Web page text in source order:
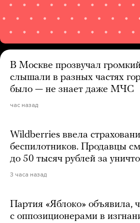
В Москве прозвучал
слышали в разных частях
было — не знает даже МЧС
час назад
Wildberries ввела
беспилотников. Продавцы
до 50 тысяч рублей за
3 часа назад
Партия «Яблоко» объявила,
с оппозиционерами в